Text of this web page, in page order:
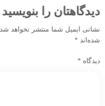
دیدگاهتان را بنویسید
نشانی ایمیل شما منتشر نخواهد شد.
شده‌اند *
دیدگاه *